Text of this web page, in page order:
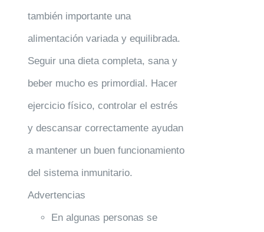
también importante una
alimentación variada y equilibrada.
Seguir una dieta completa, sana y
beber mucho es primordial. Hacer
ejercicio físico, controlar el estrés
y descansar correctamente ayudan
a mantener un buen funcionamiento
del sistema inmunitario.
Advertencias
En algunas personas se